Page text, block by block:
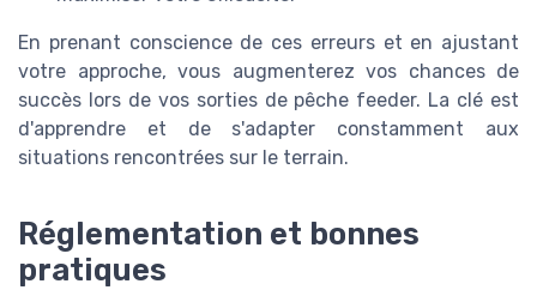
En prenant conscience de ces erreurs et en ajustant
votre approche, vous augmenterez vos chances de
succès lors de vos sorties de pêche feeder. La clé est
d'apprendre et de s'adapter constamment aux
situations rencontrées sur le terrain.
Réglementation et bonnes
pratiques